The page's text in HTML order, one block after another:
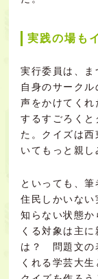
実践の場も
実行委員は、ま
自身のサーク
声をかけてくれ
するすごろくと
た。クイズは
いてもっと親し
といっても、
住民しかいない
知らない状態か
くる対象は主
は？ 問題文の
くれる学芸大